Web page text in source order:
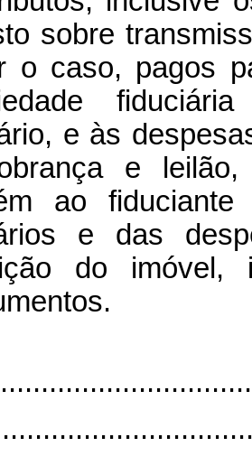
sobre
o caso, pagos
e às
e
ao
e das
do